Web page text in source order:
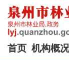
首页 机构概况